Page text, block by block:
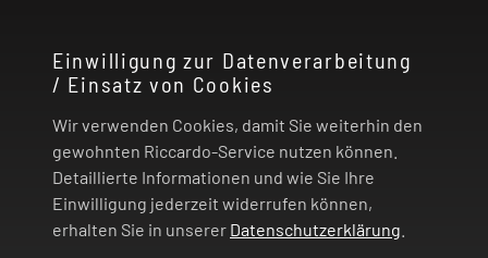
Einwilligung zur Datenverarbeitung
/ Einsatz von Cookies
Wir verwenden Cookies, damit Sie weiterhin den
gewohnten Riccardo-Service nutzen können.
Detaillierte Informationen und wie Sie Ihre
Einwilligung jederzeit widerrufen können,
erhalten Sie in unserer Datenschutzerklärung
RECHTLICHES
ZAHLUNG UND VERSAND
VERTRAG WIDERRUFEN